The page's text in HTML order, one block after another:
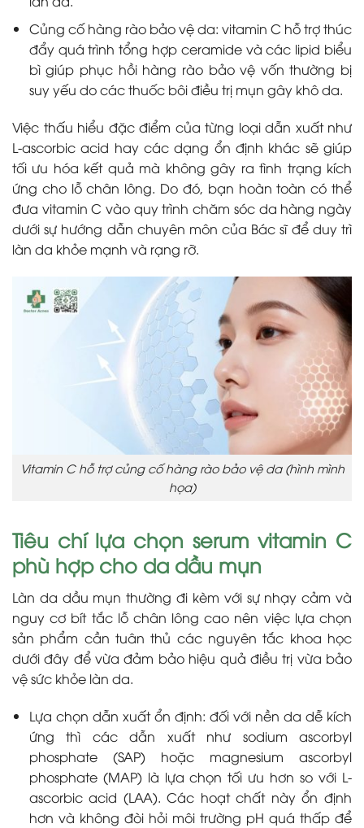
Củng cố hàng rào bảo vệ da: vitamin C hỗ trợ thúc
đẩy quá trình tổng hợp ceramide và các lipid biểu
bì giúp phục hồi hàng rào bảo vệ vốn thường bị
suy yếu do các thuốc bôi điều trị mụn gây khô da.
Việc thấu hiểu đặc điểm của từng loại dẫn xuất như
L-ascorbic acid hay các dạng ổn định khác sẽ giúp
tối ưu hóa kết quả mà không gây ra tình trạng kích
ứng cho lỗ chân lông. Do đó, bạn hoàn toàn có thể
đưa vitamin C vào quy trình chăm sóc da hàng ngày
dưới sự hướng dẫn chuyên môn của Bác sĩ để duy trì
làn da khỏe mạnh và rạng rỡ.
Vitamin C hỗ trợ củng cố hàng rào bảo vệ da (hình mình
họa)
Tiêu chí lựa chọn serum vitamin C
phù hợp cho da dầu mụn
Làn da dầu mụn thường đi kèm với sự nhạy cảm và
nguy cơ bít tắc lỗ chân lông cao nên việc lựa chọn
sản phẩm cần tuân thủ các nguyên tắc khoa học
dưới đây để vừa đảm bảo hiệu quả điều trị vừa bảo
vệ sức khỏe làn da.
Lựa chọn dẫn xuất ổn định: đối với nền da dễ kích
ứng thì các dẫn xuất như sodium ascorbyl
phosphate (SAP) hoặc magnesium ascorbyl
phosphate (MAP) là lựa chọn tối ưu hơn so với L-
ascorbic acid (LAA). Các hoạt chất này ổn định
hơn và không đòi hỏi môi trường pH quá thấp để